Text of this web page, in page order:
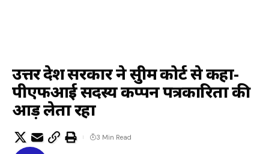
उत्तर प्रदेश सरकार ने सुप्रीम कोर्ट से कहा-
पीएफआई सदस्य कप्पन पत्रकारिता की
आड़ लेता रहा
3 Min Read